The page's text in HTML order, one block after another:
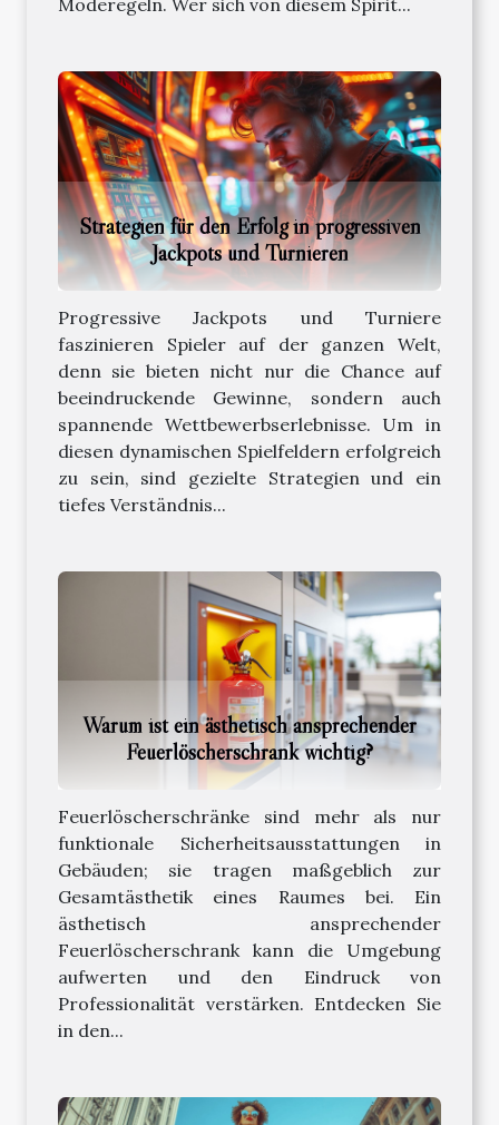
Moderegeln. Wer sich von diesem Spirit...
Strategien für den Erfolg in progressiven
Jackpots und Turnieren
Progressive Jackpots und Turniere
faszinieren Spieler auf der ganzen Welt,
denn sie bieten nicht nur die Chance auf
beeindruckende Gewinne, sondern auch
spannende Wettbewerbserlebnisse. Um in
diesen dynamischen Spielfeldern erfolgreich
zu sein, sind gezielte Strategien und ein
tiefes Verständnis...
Warum ist ein ästhetisch ansprechender
Feuerlöscherschrank wichtig?
Feuerlöscherschränke sind mehr als nur
funktionale Sicherheitsausstattungen in
Gebäuden; sie tragen maßgeblich zur
Gesamtästhetik eines Raumes bei. Ein
ästhetisch ansprechender
Feuerlöscherschrank kann die Umgebung
aufwerten und den Eindruck von
Professionalität verstärken. Entdecken Sie
in den...